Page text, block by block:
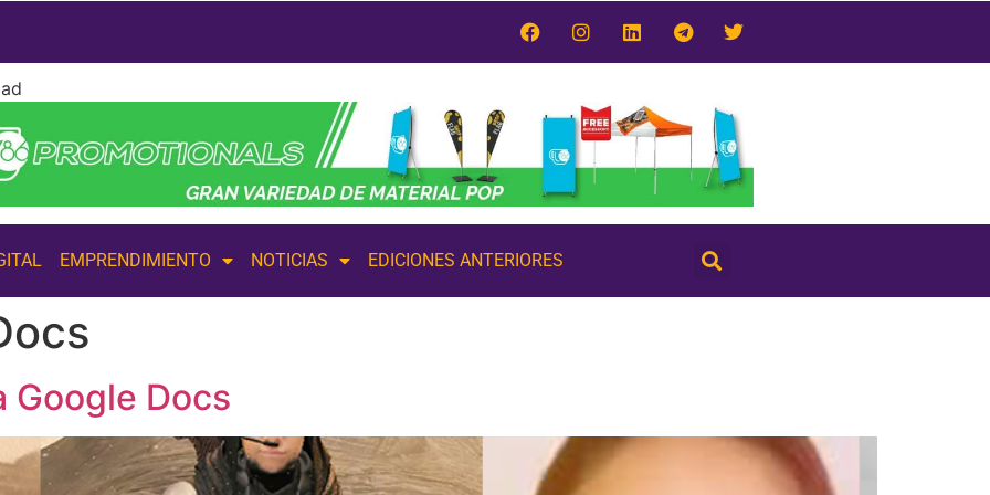
EMPRENDIMIENTO NOTICIAS EDICIONES ANTERIORES
Google Docs